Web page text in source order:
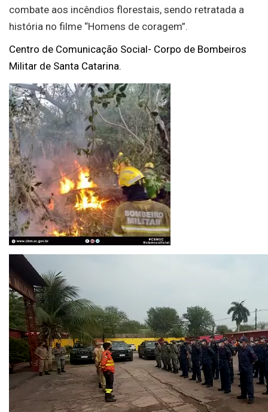
combate aos incêndios florestais, sendo retratada a
história no filme “Homens de coragem”.
Centro de Comunicação Social- Corpo de Bombeiros
Militar de Santa Catarina.